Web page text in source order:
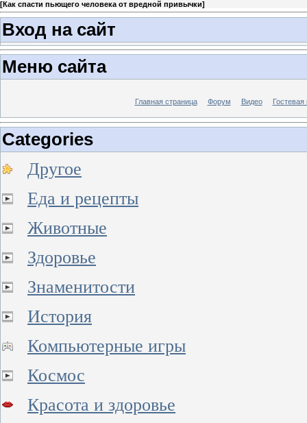
[Как спасти пьющего человека от вредной привычки]
Вход на сайт
Меню сайта
Главная страница Форум Видео Гостевая
Categories
Другое
Еда и рецепты
Животные
Здоровье
Знаменитости
История
Компьютерные игры
Космос
Красота и здоровье